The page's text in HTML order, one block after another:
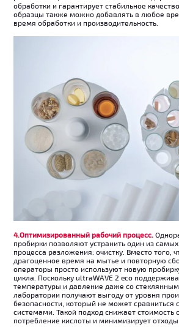
обработки и гарантирует стабильное
образцы также можно добавлять в любое
время обработки и производительность.
4.Оптимизированный рабочий процесс.
пробирки позволяют устранить один из
процесса разложения: очистку. Вместо того,
драгоценное время на мытье и повторную
операторы просто используют новую
цикла. Поскольку ultraWAVE 2 eco
температуры и давление даже со
лаборатории получают выгоду от уровня
безопасности, который не может сравниться
системами. Такой подход снижает стоимость
потребление кислоты и минимизирует